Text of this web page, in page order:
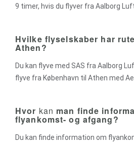
9 timer, hvis du flyver fra Aalborg
Hvilke flyselskaber har
Athen?
Du kan flyve med SAS fra Aalborg
flyve fra København til Athen med
Hvor kan man finde
flyankomst- og afgang?
Du kan finde information om